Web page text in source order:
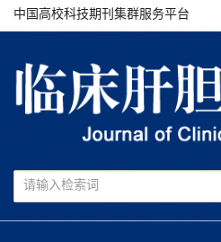
中国高校科技期刊集群服务平台